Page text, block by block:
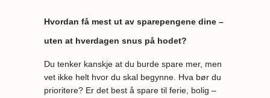
Hvordan få mest ut av sparepengene dine –
uten at hverdagen snus på hodet?
Du tenker kanskje at du burde spare mer, men
vet ikke helt hvor du skal begynne. Hva bør du
prioritere? Er det best å spare til ferie, bolig –